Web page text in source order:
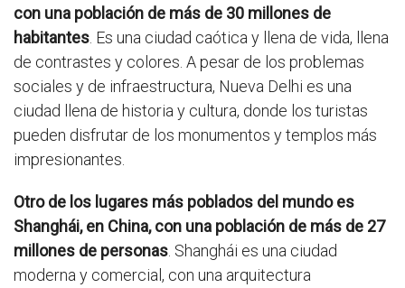
con una población de más de 30 millones de
habitantes . Es una ciudad caótica y llena de vida, llena
de contrastes y colores. A pesar de los problemas
sociales y de infraestructura, Nueva Delhi es una
ciudad llena de historia y cultura, donde los turistas
pueden disfrutar de los monumentos y templos más
impresionantes.
Otro de los lugares más poblados del mundo es
Shanghái, en China, con una población de más de 27
millones de personas . Shanghái es una ciudad
moderna y comercial, con una arquitectura